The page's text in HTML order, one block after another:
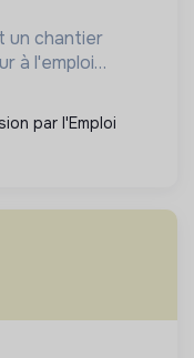
un chantier
à l'emploi
à travers la
revente.
par l'Emploi